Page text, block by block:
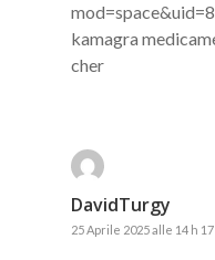
kamagra
cher
DavidTurgy
25 Aprile 2025 alle 14 h